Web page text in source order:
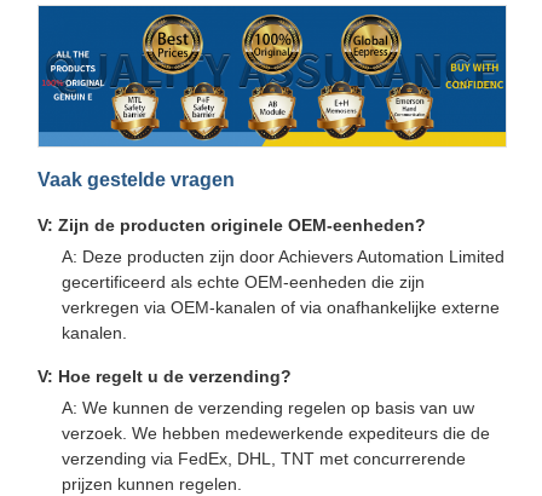
Vaak gestelde vragen
V: Zijn de producten originele OEM-eenheden?
A: Deze producten zijn door Achievers Automation Limited
gecertificeerd als echte OEM-eenheden die zijn
verkregen via OEM-kanalen of via onafhankelijke externe
kanalen.
V: Hoe regelt u de verzending?
A: We kunnen de verzending regelen op basis van uw
verzoek. We hebben medewerkende expediteurs die de
verzending via FedEx, DHL, TNT met concurrerende
prijzen kunnen regelen.